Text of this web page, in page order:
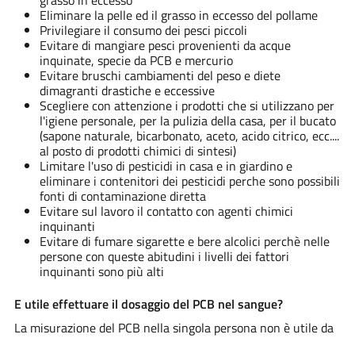
Eliminare la pelle ed il grasso in eccesso del pollame
Privilegiare il consumo dei pesci piccoli
Evitare di mangiare pesci provenienti da acque
inquinate, specie da PCB e mercurio
Evitare bruschi cambiamenti del peso e diete
dimagranti drastiche e eccessive
Scegliere con attenzione i prodotti che si utilizzano per
l'igiene personale, per la pulizia della casa, per il bucato
(sapone naturale, bicarbonato, aceto, acido citrico, ecc....
al posto di prodotti chimici di sintesi)
Limitare l'uso di pesticidi in casa e in giardino e
eliminare i contenitori dei pesticidi perche sono possibili
fonti di contaminazione diretta
Evitare sul lavoro il contatto con agenti chimici
inquinanti
Evitare di fumare sigarette e bere alcolici perchè nelle
persone con queste abitudini i livelli dei fattori
inquinanti sono più alti
E utile effettuare il dosaggio del PCB nel sangue?
La misurazione del PCB nella singola persona non è utile da